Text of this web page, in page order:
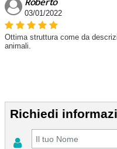
03/01/2022
Ottima struttura come da
animali.
Richiedi